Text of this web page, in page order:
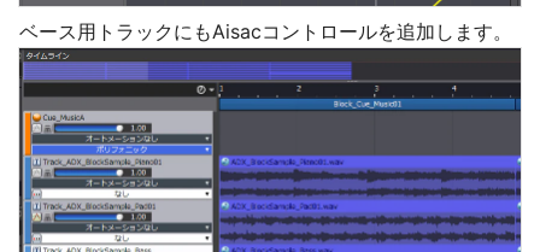
ベース用トラックにもAisacコントロールを追加します。